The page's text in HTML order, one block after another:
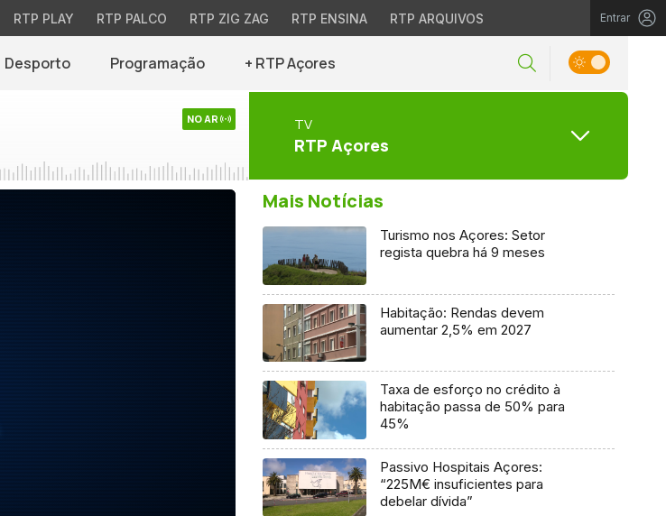
RTP PLAY RTP PALCO RTP ZIG ZAG RTP ENSINA RTP ARQUIVOS Entrar
Desporto Programação + RTP Açores
NO AR TV
RTP Açores
Mais Notícias
Turismo nos Açores: Setor
regista quebra há 9 meses
Habitação: Rendas devem
aumentar 2,5% em 2027
Taxa de esforço no crédito à
habitação passa de 50% para
45%
Passivo Hospitais Açores:
“225M€ insuficientes para
debelar dívida”